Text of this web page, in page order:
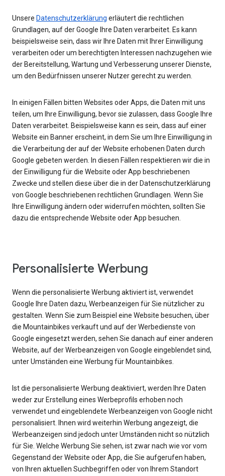
Unsere Datenschutzerklärung erläutert die rechtlichen
Grundlagen, auf der Google Ihre Daten verarbeitet. Es kann
beispielsweise sein, dass wir Ihre Daten mit Ihrer Einwilligung
verarbeiten oder um berechtigten Interessen nachzugehen wie
der Bereitstellung, Wartung und Verbesserung unserer Dienste,
um den Bedürfnissen unserer Nutzer gerecht zu werden.
In einigen Fällen bitten Websites oder Apps, die Daten mit uns
teilen, um Ihre Einwilligung, bevor sie zulassen, dass Google Ihre
Daten verarbeitet. Beispielsweise kann es sein, dass auf einer
Website ein Banner erscheint, in dem Sie um Ihre Einwilligung in
die Verarbeitung der auf der Website erhobenen Daten durch
Google gebeten werden. In diesen Fällen respektieren wir die in
der Einwilligung für die Website oder App beschriebenen
Zwecke und stellen diese über die in der Datenschutzerklärung
von Google beschriebenen rechtlichen Grundlagen. Wenn Sie
Ihre Einwilligung ändern oder widerrufen möchten, sollten Sie
dazu die entsprechende Website oder App besuchen.
Personalisierte Werbung
Wenn die personalisierte Werbung aktiviert ist, verwendet
Google Ihre Daten dazu, Werbeanzeigen für Sie nützlicher zu
gestalten. Wenn Sie zum Beispiel eine Website besuchen, über
die Mountainbikes verkauft und auf der Werbedienste von
Google eingesetzt werden, sehen Sie danach auf einer anderen
Website, auf der Werbeanzeigen von Google eingeblendet sind,
unter Umständen eine Werbung für Mountainbikes.
Ist die personalisierte Werbung deaktiviert, werden Ihre Daten
weder zur Erstellung eines Werbeprofils erhoben noch
verwendet und eingeblendete Werbeanzeigen von Google nicht
personalisiert. Ihnen wird weiterhin Werbung angezeigt, die
Werbeanzeigen sind jedoch unter Umständen nicht so nützlich
für Sie. Welche Werbung Sie sehen, ist zwar nach wie vor vom
Gegenstand der Website oder App, die Sie aufgerufen haben,
von Ihren aktuellen Suchbegriffen oder von Ihrem Standort